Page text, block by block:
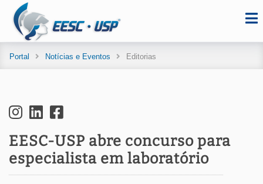
Portal Notícias e Eventos Editorias
EESC-USP abre concurso para
especialista em laboratório